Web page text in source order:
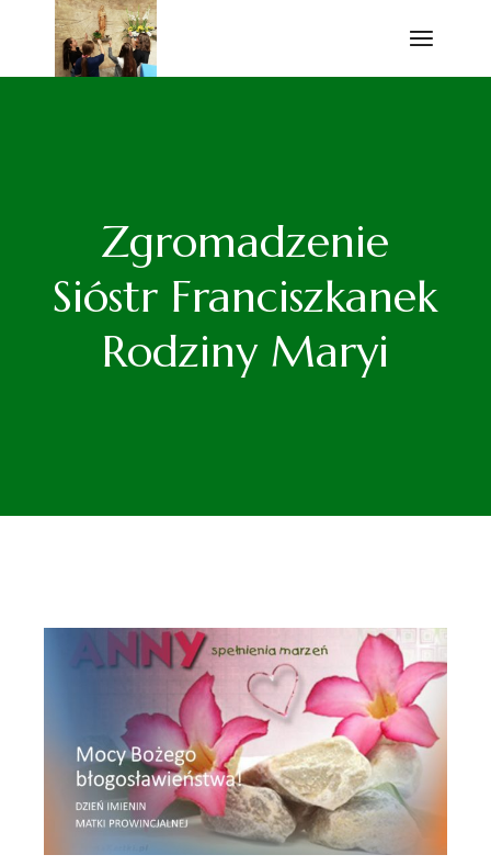
Przejdź
Zgromadzenie
Sióstr Franciszkanek
Rodziny Maryi